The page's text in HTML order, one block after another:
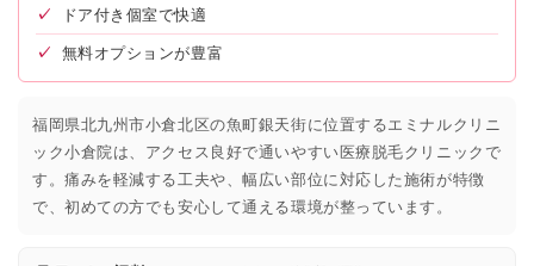
✓ ドア付き個室で快適
✓ 無料オプションが豊富
福岡県北九州市小倉北区の魚町銀天街に位置するエミナルクリニ
ック小倉院は、アクセス良好で通いやすい医療脱毛クリニックで
す。痛みを軽減する工夫や、幅広い部位に対応した施術が特徴
で、初めての方でも安心して通える環境が整っています。